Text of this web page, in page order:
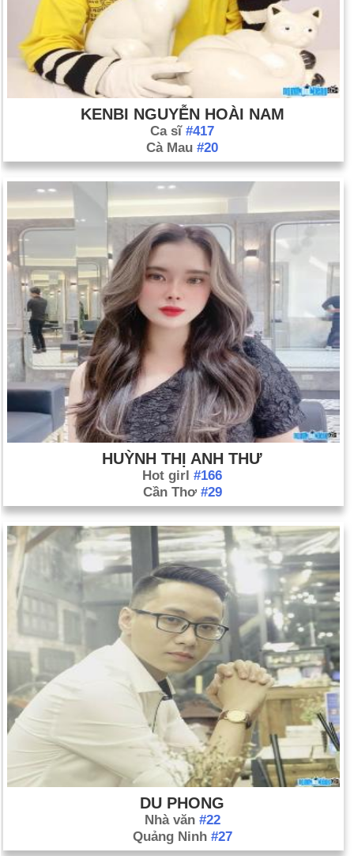
KENBI NGUYỄN HOÀI NAM
Ca sĩ #417
Cà Mau #20
HUỲNH THỊ ANH THƯ
Hot girl #166
Cần Thơ #29
DU PHONG
Nhà văn #22
Quảng Ninh #27